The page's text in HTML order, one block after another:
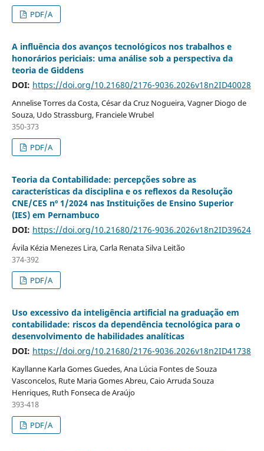
PDF/A
A influência dos avanços tecnológicos nos trabalhos e
honorários periciais: uma análise sob a perspectiva da
teoria de Giddens
DOI: https://doi.org/10.21680/2176-9036.2026v18n2ID40028
Annelise Torres da Costa, César da Cruz Nogueira, Vagner Diogo de
Souza, Udo Strassburg, Franciele Wrubel
350-373
PDF/A
Teoria da Contabilidade: percepções sobre as
características da disciplina e os reflexos da Resolução
CNE/CES nº 1/2024 nas Instituições de Ensino Superior
(IES) em Pernambuco
DOI: https://doi.org/10.21680/2176-9036.2026v18n2ID39624
Ávila Kézia Menezes Lira, Carla Renata Silva Leitão
374-392
PDF/A
Uso excessivo da inteligência artificial na graduação em
contabilidade: riscos da dependência tecnológica para o
desenvolvimento de habilidades analíticas
DOI: https://doi.org/10.21680/2176-9036.2026v18n2ID41738
Kayllanne Karla Gomes Guedes, Ana Lúcia Fontes de Souza
Vasconcelos, Rute Maria Gomes Abreu, Caio Arruda Souza
Henriques, Ruth Fonseca de Araújo
393-418
PDF/A